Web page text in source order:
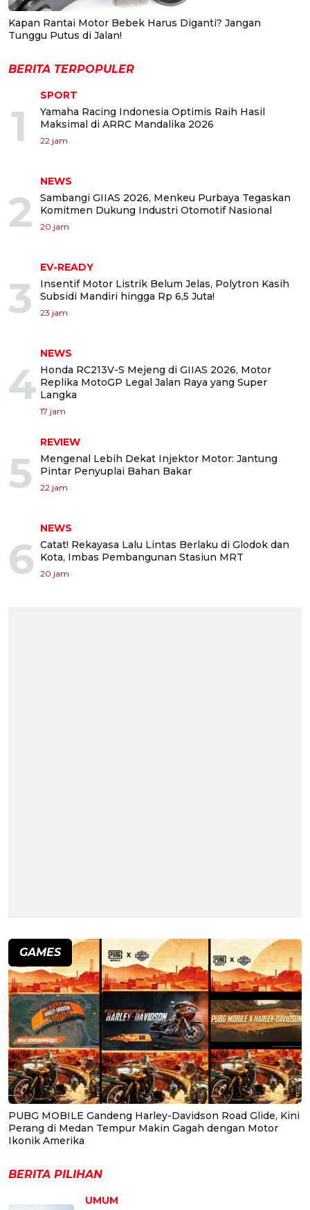
Kapan Rantai Motor Bebek Harus Diganti? Jangan
Tunggu Putus di Jalan!
BERITA TERPOPULER
1
SPORT
Yamaha Racing Indonesia Optimis Raih Hasil
Maksimal di ARRC Mandalika 2026
22 jam
2
NEWS
Sambangi GIIAS 2026, Menkeu Purbaya Tegaskan
Komitmen Dukung Industri Otomotif Nasional
20 jam
3
EV-READY
Insentif Motor Listrik Belum Jelas, Polytron Kasih
Subsidi Mandiri hingga Rp 6,5 Juta!
23 jam
4
NEWS
Honda RC213V-S Mejeng di GIIAS 2026, Motor
Replika MotoGP Legal Jalan Raya yang Super
Langka
17 jam
5
REVIEW
Mengenal Lebih Dekat Injektor Motor: Jantung
Pintar Penyuplai Bahan Bakar
22 jam
6
NEWS
Catat! Rekayasa Lalu Lintas Berlaku di Glodok dan
Kota, Imbas Pembangunan Stasiun MRT
20 jam
GAMES
PUBG MOBILE Gandeng Harley-Davidson Road Glide, Kini
Perang di Medan Tempur Makin Gagah dengan Motor
Ikonik Amerika
BERITA PILIHAN
UMUM